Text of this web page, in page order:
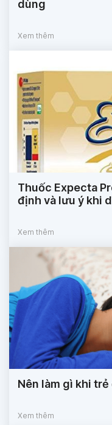
dùng
Xem thêm
Thuốc Expecta
định và lưu ý khi
Xem thêm
Nên làm gì khi
Xem thêm